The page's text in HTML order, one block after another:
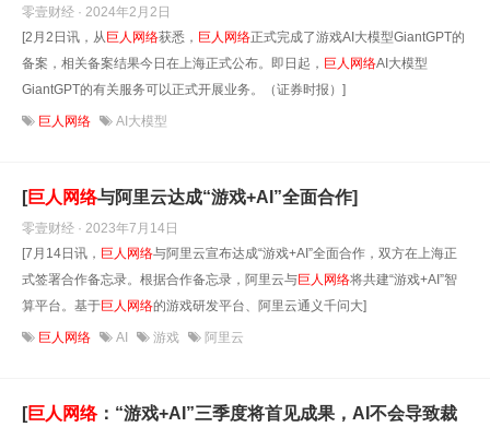
零壹财经 · 2024年2月2日
[2月2日讯，从巨人网络获悉， 巨人网络正式完成了游戏AI大模型GiantGPT的
备案，相关备案结果今日在上海正式公布。即日起， 巨人网络AI大模型
GiantGPT的有关服务可以正式开展业务。（证券时报）]
巨人网络 AI大模型
[巨人网络与阿里云达成“游戏+AI”全面合作]
零壹财经 · 2023年7月14日
[7月14日讯， 巨人网络与阿里云宣布达成“游戏+AI”全面合作，双方在上海正
式签署合作备忘录。根据合作备忘录，阿里云与巨人网络将共建“游戏+AI”智
算平台。基于巨人网络的游戏研发平台、阿里云通义千问大]
巨人网络 AI 游戏 阿里云
[巨人网络：“游戏+AI”三季度将首见成果，AI不会导致裁